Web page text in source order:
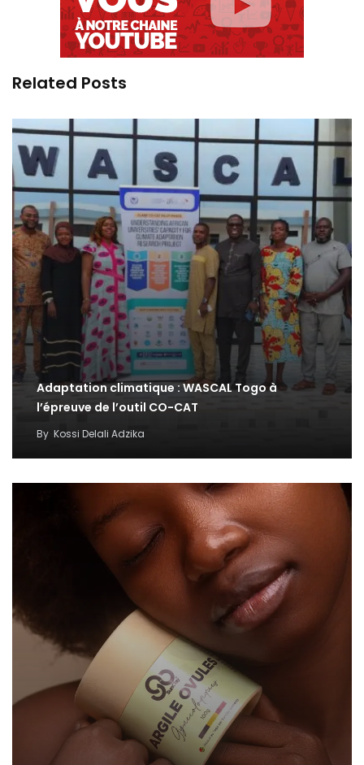
Related Posts
Adaptation climatique : WASCAL Togo à
l’épreuve de l’outil CO-CAT
By Kossi Delali Adzika